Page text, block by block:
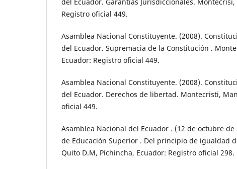
Registro oficial 449.
Asamblea Nacional Constituyente. (2008).
del Ecuador. Supremacia de la Constitución .
Ecuador: Registro oficial 449.
Asamblea Nacional Constituyente. (2008).
del Ecuador. Derechos de libertad. Montecristi,
oficial 449.
Asamblea Nacional del Ecuador . (12 de octubre de
de Educación Superior . Del principio de igualdad
Quito D.M, Pichincha, Ecuador: Registro oficial 298.